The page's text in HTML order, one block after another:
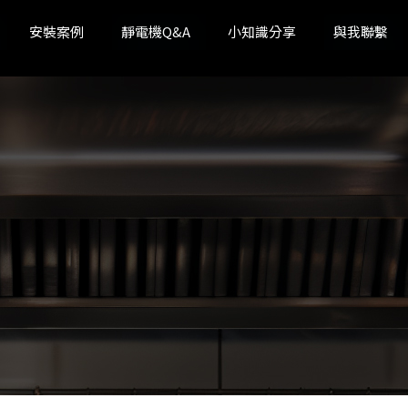
安裝案例 靜電機Q&A 小知識分享 與我聯繫